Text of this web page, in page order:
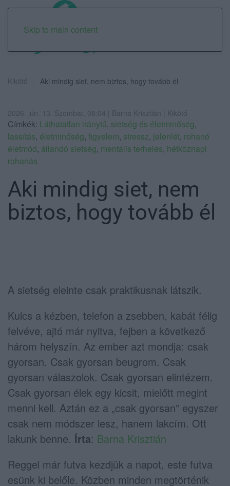
Skip to main content
Kikötő Aki mindig siet, nem biztos, hogy tovább él
2026. jún. 13. Szombat, 08:04 | Barna Krisztián | Kikötő
Címkék: Láthatatlan iránytű, sietség és életminőség,
lassítás, életminőség, figyelem, stressz, jelenlét, rohanó
életmód, állandó sietség, mentális terhelés, hétköznapi
rohanás
Aki mindig siet, nem
biztos, hogy tovább él
A sietség eleinte csak praktikusnak látszik.
Kulcs a kézben, telefon a zsebben, kabát félig
felvéve, ajtó már nyitva, fejben a következő
három helyszín. Az ember azt mondja: csak
gyorsan. Csak gyorsan beugrom. Csak
gyorsan válaszolok. Csak gyorsan elintézem.
Csak gyorsan élek egy kicsit, mielőtt megint
menni kell. Aztán ez a „csak gyorsan” egyszer
csak nem módszer lesz, hanem lakcím. Ott
lakunk benne. Írta: Barna Krisztián
Reggel már futva kezdjük a napot, este futva
esünk ki belőle. Közben minden megtörténik